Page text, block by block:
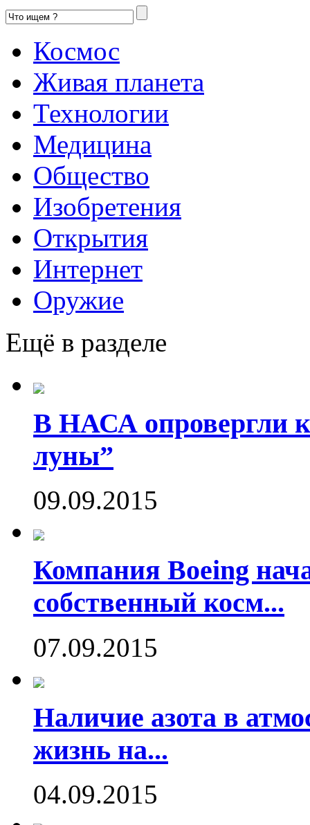
Космос
Живая планета
Технологии
Медицина
Общество
Изобретения
Открытия
Интернет
Оружие
Ещё в разделе
В НАСА опровергли
луны”
09.09.2015
Компания Boeing
собственный косм...
07.09.2015
Наличие азота в
жизнь на...
04.09.2015